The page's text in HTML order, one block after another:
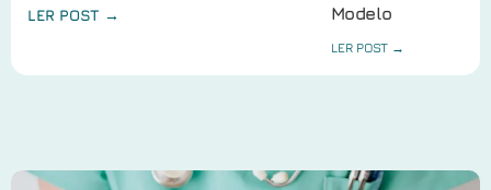
LER POST →
Modelo
LER POST →